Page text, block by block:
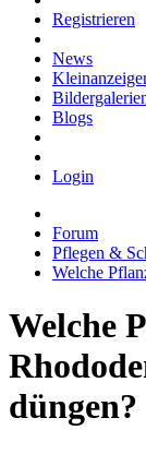
Registrieren
News
Blogs
Login
Forum
Pflegen &
Welche
Welche
düngen?